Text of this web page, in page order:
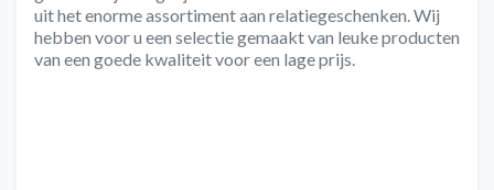
uit het enorme assortiment aan relatiegeschenken. Wij
hebben voor u een selectie gemaakt van leuke producten
van een goede kwaliteit voor een lage prijs.